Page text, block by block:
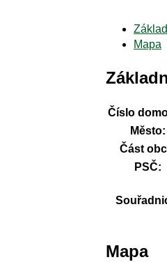
Mapa
Číslo
Město:
Část
PSČ:
Mapa